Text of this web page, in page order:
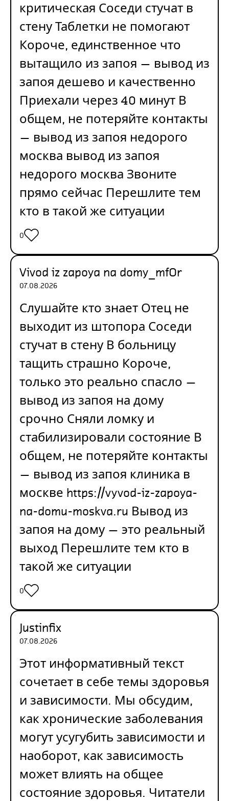
критическая Соседи стучат в
стену Таблетки не помогают
Короче, единственное что
вытащило из запоя — вывод из
запоя дешево и качественно
Приехали через 40 минут В
общем, не потеряйте контакты
— вывод из запоя недорого
москва вывод из запоя
недорого москва Звоните
прямо сейчас Перешлите тем
кто в такой же ситуации
0
Vivod iz zapoya na domy_mfOr
07.08.2026
Слушайте кто знает Отец не
выходит из штопора Соседи
стучат в стену В больницу
тащить страшно Короче,
только это реально спасло —
вывод из запоя на дому
срочно Сняли ломку и
стабилизировали состояние В
общем, не потеряйте контакты
— вывод из запоя клиника в
москве https://vyvod-iz-zapoya-
na-domu-moskva.ru Вывод из
запоя на дому — это реальный
выход Перешлите тем кто в
такой же ситуации
0
Justinfix
07.08.2026
Этот информативный текст
сочетает в себе темы здоровья
и зависимости. Мы обсудим,
как хронические заболевания
могут усугубить зависимости и
наоборот, как зависимость
может влиять на общее
состояние здоровья. Читатели